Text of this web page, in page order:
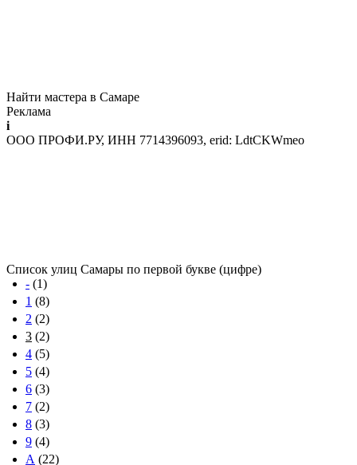
Найти мастера в Самаре
Реклама
i
ООО ПРОФИ.РУ, ИНН 7714396093, erid: LdtCKWmeo
Список улиц Самары по первой букве (цифре)
- (1)
1 (8)
2 (2)
3 (2)
4 (5)
5 (4)
6 (3)
7 (2)
8 (3)
9 (4)
А (22)